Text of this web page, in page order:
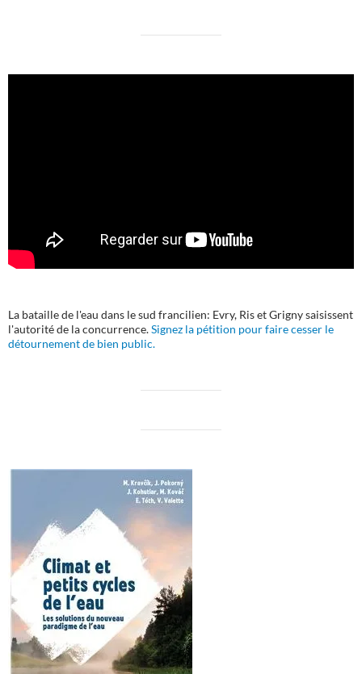
La bataille de l'eau dans le sud francilien: Evry, Ris et Grigny saisissent
l'autorité de la concurrence.Signez la pétition pour faire cesser le
détournement de bien public.